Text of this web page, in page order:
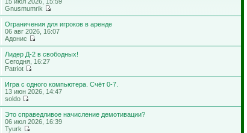
Gnusmumrik
Ограничения для игроков в аренде
06 авг 2026, 16:07
Адонис
Лидер Д-2 в свободных!
Сегодня, 16:27
Patriot
Игра с одного компьютера. Счёт 0-7.
13 июн 2026, 14:47
soldo
Это справедливое начисление демотивации?
06 июл 2026, 16:39
Tyurk